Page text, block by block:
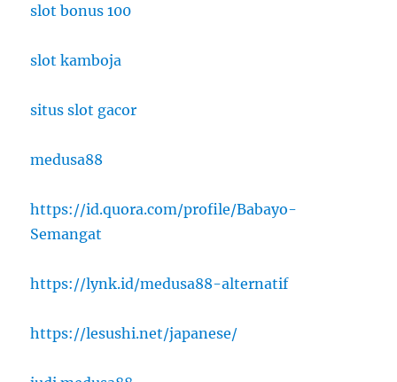
slot bonus 100
slot kamboja
situs slot gacor
medusa88
https://id.quora.com/profile/Babayo-
Semangat
https://lynk.id/medusa88-alternatif
https://lesushi.net/japanese/